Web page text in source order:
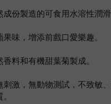
成份製造的可食用水溶性潤滑
果味 ，增添前戲口愛樂趣。
香料和有機甜葉菊製成。
刺激，無動物測試，不致敏